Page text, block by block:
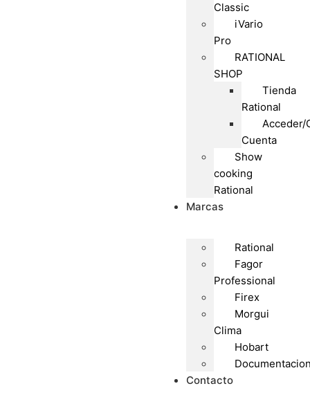
Classic
iVario
Pro
RATIONAL
SHOP
Tienda
Rational
Acceder/
Cuenta
Show
cooking
Rational
Marcas
Rational
Fagor
Professional
Firex
Morgui
Clima
Hobart
Contacto